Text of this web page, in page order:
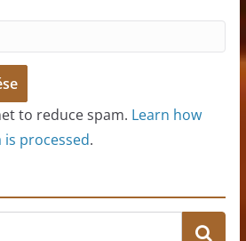
to reduce spam. Learn how
processed.